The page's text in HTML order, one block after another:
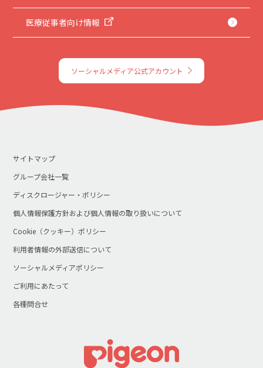
医療従事者向け情報
ソーシャルメディア公式アカウント
サイトマップ
グループ会社一覧
ディスクロージャー・ポリシー
個人情報保護方針および個人情報の取り扱いについて
Cookie（クッキー）ポリシー
利用者情報の外部送信について
ソーシャルメディアポリシー
ご利用にあたって
各種問合せ